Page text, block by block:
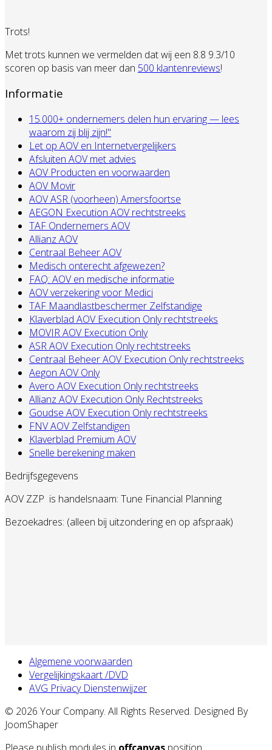
Trots!
Met trots kunnen we vermelden dat wij een 8.8 9.3/10
scoren op basis van meer dan 500 klantenreviews!
Informatie
15.000+ ondernemers delen hun ervaring — lees
waarom zij blij zijn!"
Let op AOV en Internetvergelijkers
Afsluiten AOV met advies
AOV Producten en voorwaarden
AOV Movir
AOV ASR (voorheen) Amersfoortse
AEGON Execution AOV rechtstreeks
TAF Ondernemers AOV
Allianz AOV
Centraal Beheer AOV
Medisch onterecht afgewezen?
FAQ: AOV en medische informatie
AOV verzekering voor Medici
TAF Maandlastbeschermer Zelfstandige
Klaverblad AOV Execution Only rechtstreeks
MOVIR AOV Execution Only
ASR AOV Execution Only rechtstreeks
Centraal Beheer AOV Execution Only rechtstreeks
Aegon AOV Only
Avero AOV Execution Only rechtstreeks
Allianz AOV Execution Only Rechtstreeks
Goudse AOV Execution Only rechtstreeks
FNV AOV Zelfstandigen
Klaverblad Premium AOV
Snelle berekening maken
Bedrijfsgegevens
AOV ZZP is handelsnaam: Tune Financial Planning
Bezoekadres: (alleen bij uitzondering en op afspraak)
Algemene voorwaarden
Vergelijkingskaart /DVD
AVG Privacy Dienstenwijzer
© 2026 Your Company. All Rights Reserved. Designed By
JoomShaper